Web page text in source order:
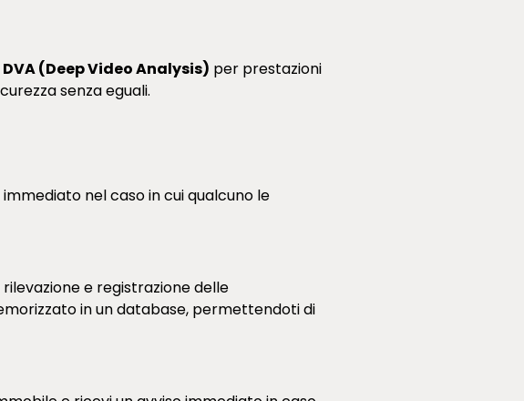
DVA (Deep Video Analysis) per prestazioni
senza eguali.
nel caso in cui qualcuno le
e registrazione delle
in un database, permettendoti di